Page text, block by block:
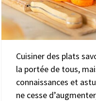
Cuisiner des plats
la portée de tous,
connaissances et
ne cesse